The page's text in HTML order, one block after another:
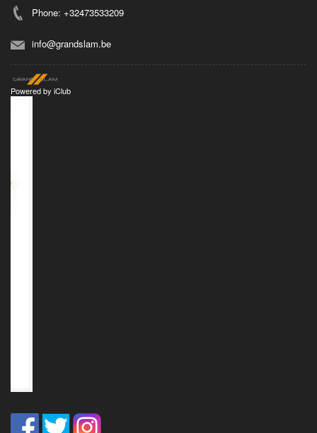
Phone: +32473533209
info@grandslam.be
Powered by iClub